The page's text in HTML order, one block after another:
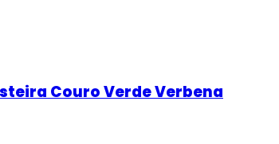
Couro Verde Verbena